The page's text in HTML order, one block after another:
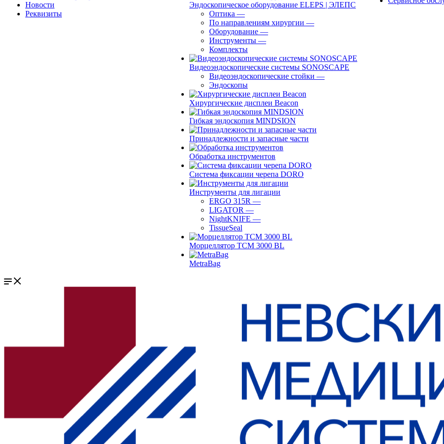
Новости
Реквизиты
Эндоскопическое оборудование ELEPS | ЭЛЕПС
Оптика —
По направлениям хирургии —
Оборудование —
Инструменты —
Комплекты
Видеоэндоскопические системы SONOSCAPE
Видеоэндоскопические стойки —
Эндоскопы
Хирургические дисплеи Beacon
Гибкая эндоскопия MINDSION
Принадлежности и запасные части
Обработка инструментов
Система фиксации черепа DORO
Инструменты для лигации
ERGO 315R —
LIGATOR —
NightKNIFE —
TissueSeal
Морцеллятор ТСМ 3000 BL
MetraBag